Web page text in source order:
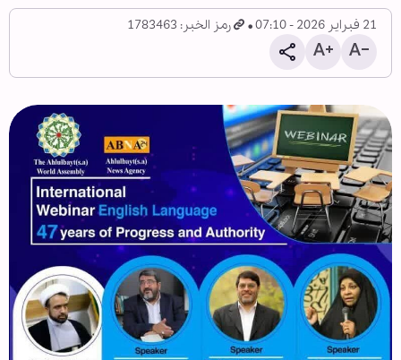
21 فبراير 2026 - 07:10 رمز الخبر: 1783463